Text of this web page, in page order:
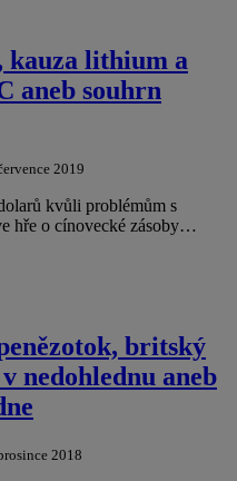
kauza lithium a
aneb souhrn
2019
kvůli problémům s
hře o cínovecké zásoby…
britský
nedohlednu aneb
2018